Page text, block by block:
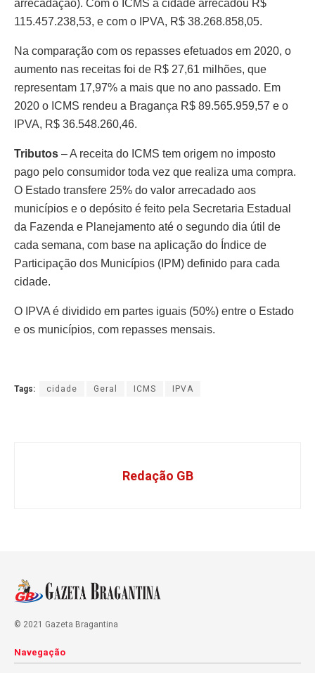
arrecadação). Com o ICMS a cidade arrecadou R$
115.457.238,53, e com o IPVA, R$ 38.268.858,05.
Na comparação com os repasses efetuados em 2020, o
aumento nas receitas foi de R$ 27,61 milhões, que
representam 17,97% a mais que no ano passado. Em
2020 o ICMS rendeu a Bragança R$ 89.565.959,57 e o
IPVA, R$ 36.548.260,46.
Tributos – A receita do ICMS tem origem no imposto
pago pelo consumidor toda vez que realiza uma compra.
O Estado transfere 25% do valor arrecadado aos
municípios e o depósito é feito pela Secretaria Estadual
da Fazenda e Planejamento até o segundo dia útil de
cada semana, com base na aplicação do Índice de
Participação dos Municípios (IPM) definido para cada
cidade.
O IPVA é dividido em partes iguais (50%) entre o Estado
e os municípios, com repasses mensais.
Tags: cidade Geral ICMS IPVA
Redação GB
© 2021 Gazeta Bragantina
Navegação